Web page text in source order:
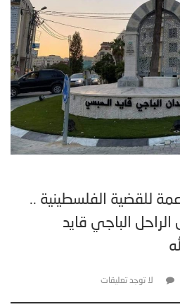
للقضية الفلسطينية ..
الباجي قايد
لا توجد تعليقات